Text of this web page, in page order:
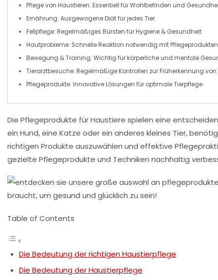
Pflege von Haustieren: Essentiell fürWohlbefinden und
Ernährung: AusgewogeneDiätfür jedes Tier.
Fellpflege: Regelmäßiges Bürsten fürHygiene & Gesundheit.
Hautprobleme: Schnelle Reaktion notwendig mitPflegeprodukten
Bewegung &Training: Wichtig für körperliche und mentale
Tierarztbesuche: Regelmäßige Kontrollen zur Früherkennung von
Pflegeprodukte: Innovative Lösungen für optimale Tierpflege.
Die Pflegeprodukte für Haustiere spielen eine
ein Hund, eine Katze oder ein anderes kleines Tier,
richtigen Produkte auszuwählen und effektive
gezielte Pflegeprodukte und Techniken nachhaltig
Table of Contents
Die Bedeutung der richtigen Haustierpflege
Die Bedeutung der Haustierpflege